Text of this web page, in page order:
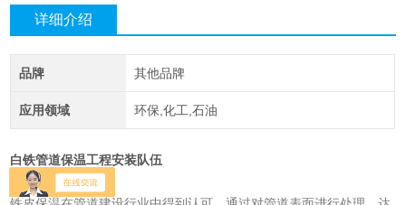
详细介绍
品牌 其他品牌
应用领域 环保,化工,石油
白铁管道保温工程安装队伍